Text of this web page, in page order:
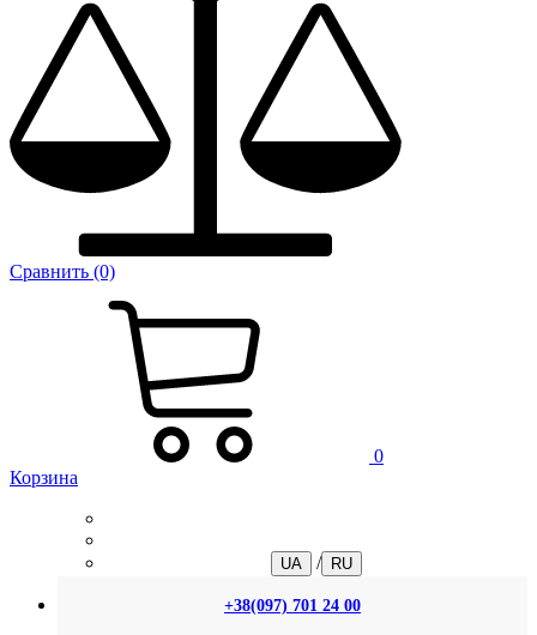
Сравнить (0)
0
Корзина
UA / RU
+38(097) 701 24 00